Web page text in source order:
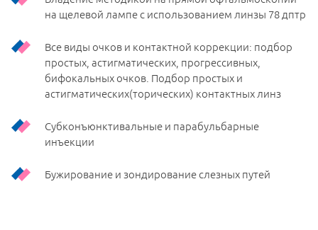
на щелевой лампе с использованием линзы 78 дптр
Все виды очков и контактной коррекции: подбор
простых, астигматических, прогрессивных,
бифокальных очков. Подбор простых и
астигматических(торических) контактных линз
Субконъюнктивальные и парабульбарные
инъекции
Бужирование и зондирование слезных путей